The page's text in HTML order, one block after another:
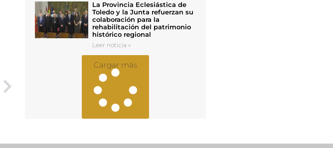
La Provincia Eclesiástica de
Toledo y la Junta refuerzan su
colaboración para la
rehabilitación del patrimonio
histórico regional
Leer noticia »
Cargar más